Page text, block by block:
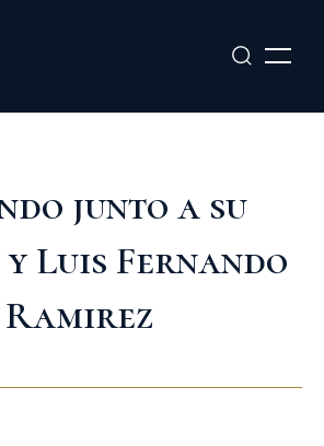
junto a su
Luis Fernando
Ramirez